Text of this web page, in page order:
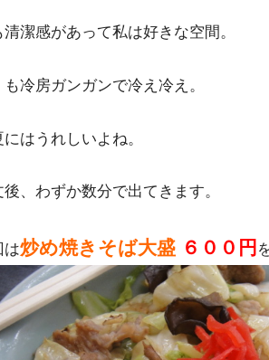
清潔感があって私は好きな空間。
も冷房ガンガンで冷え冷え。
はうれしいよね。
後、わずか数分で出てきます。
は炒め焼きそば大盛 ６００円